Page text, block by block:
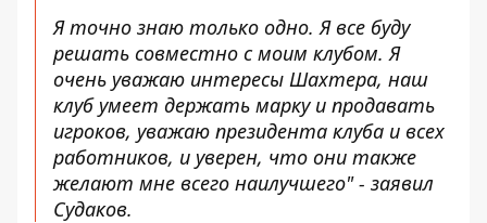
Я точно знаю только одно. Я все буду
решать совместно с моим клубом. Я
очень уважаю интересы Шахтера, наш
клуб умеет держать марку и продавать
игроков, уважаю президента клуба и всех
работников, и уверен, что они также
желают мне всего наилучшего" - заявил
Судаков.